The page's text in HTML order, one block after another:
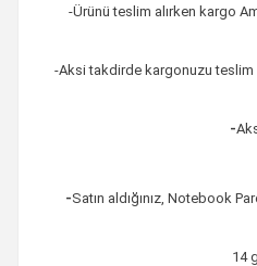
-Ürünü teslim alırken kargo
-Aksi takdirde kargonuzu teslim
-
-Satın aldığınız, Notebook
14